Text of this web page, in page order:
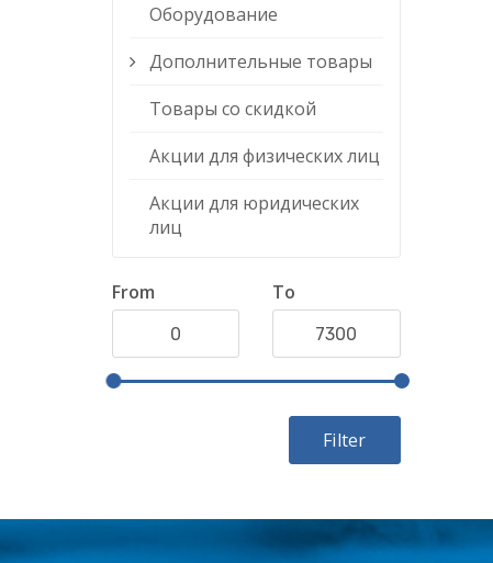
Оборудование
Дополнительные товары
Товары со скидкой
Акции для физических лиц
Акции для юридических
лиц
From To
Filter